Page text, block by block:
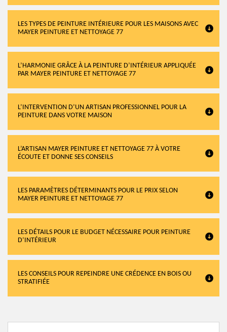
LES TYPES DE PEINTURE INTÉRIEURE POUR LES MAISONS AVEC
MAYER PEINTURE ET NETTOYAGE 77
L’HARMONIE GRÂCE À LA PEINTURE D’INTÉRIEUR APPLIQUÉE
PAR MAYER PEINTURE ET NETTOYAGE 77
L’INTERVENTION D’UN ARTISAN PROFESSIONNEL POUR LA
PEINTURE DANS VOTRE MAISON
L’ARTISAN MAYER PEINTURE ET NETTOYAGE 77 À VOTRE
ÉCOUTE ET DONNE SES CONSEILS
LES PARAMÈTRES DÉTERMINANTS POUR LE PRIX SELON
MAYER PEINTURE ET NETTOYAGE 77
LES DÉTAILS POUR LE BUDGET NÉCESSAIRE POUR PEINTURE
D’INTÉRIEUR
LES CONSEILS POUR REPEINDRE UNE CRÉDENCE EN BOIS OU
STRATIFIÉE